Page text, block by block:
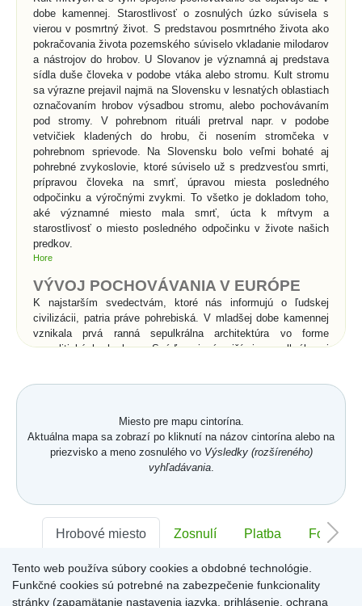
dobe kamennej. Starostlivosť o zosnulých úzko súvisela s
vierou v posmrtný život. S predstavou posmrtného života ako
pokračovania života pozemského súviselo vkladanie milodarov
a nástrojov do hrobov. U Slovanov je významná aj predstava
sídla duše človeka v podobe vtáka alebo stromu. Kult stromu
sa výrazne prejavil najmä na Slovensku v lesnatých oblastiach
označovaním hrobov výsadbou stromu, alebo pochovávaním
pod stromy. V pohrebnom rituáli pretrval napr. v podobe
vetvičiek kladených do hrobu, či nosením stromčeka v
pohrebnom sprievode. Na Slovensku bolo veľmi bohaté aj
pohrebné zvykoslovie, ktoré súviselo už s predzvesťou smrti,
prípravou človeka na smrť, úpravou miesta posledného
odpočinku a výročnými zvykmi. To všetko je dokladom toho,
aké významné miesto mala smrť, úcta k mŕtvym a
starostlivosť o miesto posledného odpočinku v živote našich
predkov.
Hore
VÝVOJ POCHOVÁVANIA V EURÓPE
K najstarším svedectvám, ktoré nás informujú o ľudskej
civilizácii, patria práve pohrebiská. V mladšej dobe kamennej
vznikala prvá ranná sepulkrálna architektúra vo forme
megalitických hrobov. Snáď najznámejšími sepulkrálnymi
umiestňovali po dve urny s popolom. Rímske katakomby boli
podzemné pohrebiská pre kostrové pochovávanie a súviseli s
prechodom od spaľovania mŕtvych ku kostrovému
pochovávaniu v 2.storočí n. l.. Pod vplyvom kresťanstva
spaľovaním, čo je spojené s vierou v zmŕtvychvstanie
zomrelých. Od povolenia kresťanstva sa pochovávanie
uskutočňuje priamo v chrámoch a kláštoroch, alebo vo
Významné zmeny v
pochovávaní nastali až v
Miesto pre mapu cintorína.
Aktuálna mapa sa zobrazí po kliknutí na názov cintorína alebo na
priezvisko a meno zosnulého vo Výsledky (rozšíreného)
vyhľadávania.
Hrobové miesto Zosnulí Platba Foto
Sektor:- Rad:- Číslo:-
Tento web používa súbory cookies a obdobné technológie.
Funkčné cookies sú potrebné na zabezpečenie funkcionality
stránky (zapamätanie nastavenia jazyka, prihlásenie, ochrana